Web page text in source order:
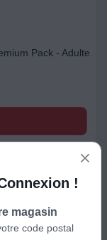
Pack - Adulte
!
magasin
code postal